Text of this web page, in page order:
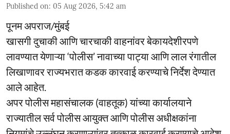
Published on: 05 Aug 2026, 5:42 am
पूनम अपराज/मुंबई
खासगी दुचाकी आणि चारचाकी वाहनांवर बेकायदेशीरपणे
लावण्यात येणाऱ्या ‘पोलीस’ नावाच्या पाट्या आणि लाल रंगातील
लिखाणावर राज्यभरात कडक कारवाई करण्याचे निर्देश देण्यात
आले आहेत.
अपर पोलीस महासंचालक (वाहतूक) यांच्या कार्यालयाने
राज्यातील सर्व पोलीस आयुक्त आणि पोलीस अधीक्षकांना